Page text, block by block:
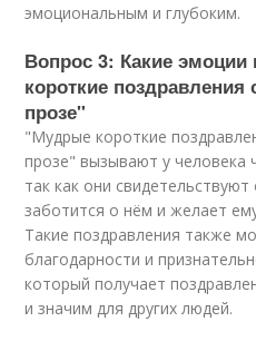
эмоциональным и глубоким.
Вопрос 3: Какие
короткие
прозе"
"Мудрые короткие
прозе" вызывают у человека
так как они
заботится о нём и желает
Такие поздравления также
благодарности и
который получает
и значим для других людей.